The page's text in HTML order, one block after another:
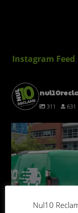
Instagram Feed
311 631
Nul10